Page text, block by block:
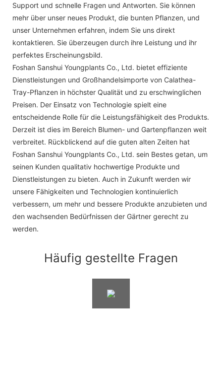
Support und schnelle Fragen und Antworten. Sie können
mehr über unser neues Produkt, die bunten Pflanzen, und
unser Unternehmen erfahren, indem Sie uns direkt
kontaktieren. Sie überzeugen durch ihre Leistung und ihr
perfektes Erscheinungsbild.
Foshan Sanshui Youngplants Co., Ltd. bietet effiziente
Dienstleistungen und Großhandelsimporte von Calathea-
Tray-Pflanzen in höchster Qualität und zu erschwinglichen
Preisen. Der Einsatz von Technologie spielt eine
entscheidende Rolle für die Leistungsfähigkeit des Produkts.
Derzeit ist dies im Bereich Blumen- und Gartenpflanzen weit
verbreitet. Rückblickend auf die guten alten Zeiten hat
Foshan Sanshui Youngplants Co., Ltd. sein Bestes getan, um
seinen Kunden qualitativ hochwertige Produkte und
Dienstleistungen zu bieten. Auch in Zukunft werden wir
unsere Fähigkeiten und Technologien kontinuierlich
verbessern, um mehr und bessere Produkte anzubieten und
den wachsenden Bedürfnissen der Gärtner gerecht zu
werden.
Häufig gestellte Fragen